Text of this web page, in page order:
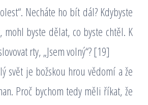
Necháte ho bít dál? Kdybyste
mohl byste dělat, co byste chtěl. K
rty, „Jsem volný“? [19]
svět je božskou hrou vědomí a že
Proč bychom tedy měli říkat, že